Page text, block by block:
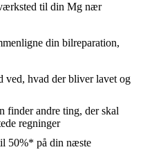
til din Mg nær
din bilreparation,
ved, hvad der bliver lavet og
finder andre ting, der skal
regninger
50%* på din næste